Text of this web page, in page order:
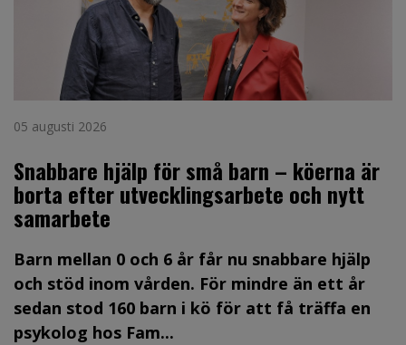
05 augusti 2026
Snabbare hjälp för små barn – köerna är
borta efter utvecklingsarbete och nytt
samarbete
Barn mellan 0 och 6 år får nu snabbare hjälp
och stöd inom vården. För mindre än ett år
sedan stod 160 barn i kö för att få träffa en
psykolog hos Fam...